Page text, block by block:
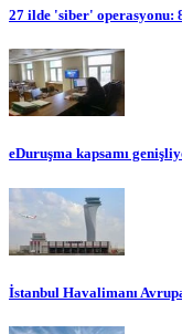
27 ilde 'siber' operasyonu:
eDuruşma kapsamı
İstanbul Havalimanı